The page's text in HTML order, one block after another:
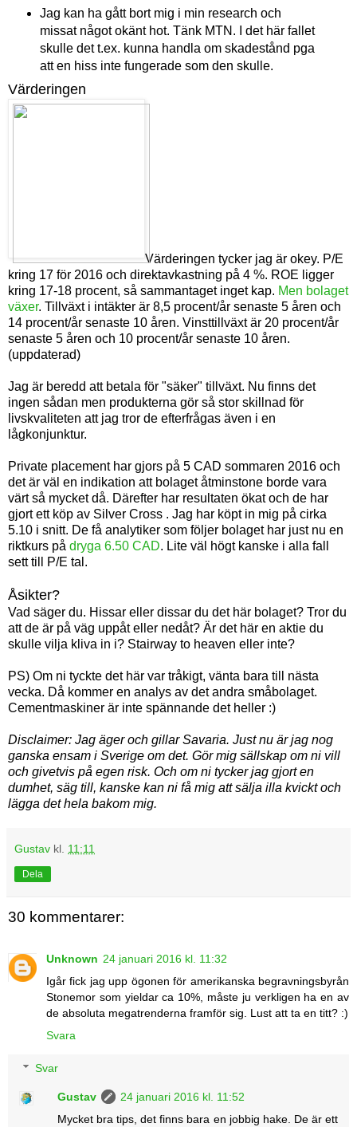
Jag kan ha gått bort mig i min research och
missat något okänt hot. Tänk MTN.
I det här fallet
skulle det t.ex. kunna handla om skadestånd pga
att en hiss inte fungerade som den skulle.
Värderingen
Värderingen tycker jag är okey. P/E
kring 17 för 2016 och direktavkastning på 4 %. ROE ligger
kring 17-18 procent, så sammantaget inget kap. Men bolaget
växer. Tillväxt i intäkter är 8,5 procent/år senaste 5 åren och
14 procent/år senaste 10 åren. Vinsttillväxt är 20 procent/år
senaste 5 åren och 10 procent/år senaste 10 åren.
(uppdaterad)
Jag är beredd att betala för "säker" tillväxt. Nu finns det
ingen sådan men produkterna gör så stor skillnad för
livskvaliteten att jag tror de efterfrågas även i en
lågkonjunktur.
Private placement har gjors på 5 CAD sommaren 2016 och
det är väl en indikation att bolaget åtminstone borde vara
värt så mycket då. Därefter har resultaten ökat och de har
gjort ett köp av Silver Cross . Jag har köpt in mig på cirka
5.10 i snitt. De få analytiker som följer bolaget har just nu en
riktkurs på dryga 6.50 CAD. Lite väl högt kanske i alla fall
sett till P/E tal.
Åsikter?
Vad säger du. Hissar eller dissar du det här bolaget? Tror du
att de är på väg uppåt eller nedåt? Är det här en aktie du
skulle vilja kliva in i? Stairway to heaven eller inte?
PS) Om ni tyckte det här var tråkigt, vänta bara till nästa
vecka. Då kommer en analys av det andra småbolaget.
Cementmaskiner är inte spännande det heller :)
Disclaimer: Jag äger och gillar Savaria. Just nu är jag nog
ganska ensam i Sverige om det. Gör mig sällskap om ni vill
och givetvis på egen risk. Och om ni tycker jag gjort en
dumhet, säg till, kanske kan ni få mig att sälja illa kvickt och
lägga det hela bakom mig.
Gustav kl. 11:11
Dela
30 kommentarer:
Unknown 24 januari 2016 kl. 11:32
Igår fick jag upp ögonen för amerikanska begravningsbyrån
Stonemor som yieldar ca 10%, måste ju verkligen ha en av
de absoluta megatrenderna framför sig. Lust att ta en titt? :)
Svara
Svar
Gustav
24 januari 2016 kl. 11:52
Mycket bra tips, det finns bara en jobbig hake. De är ett